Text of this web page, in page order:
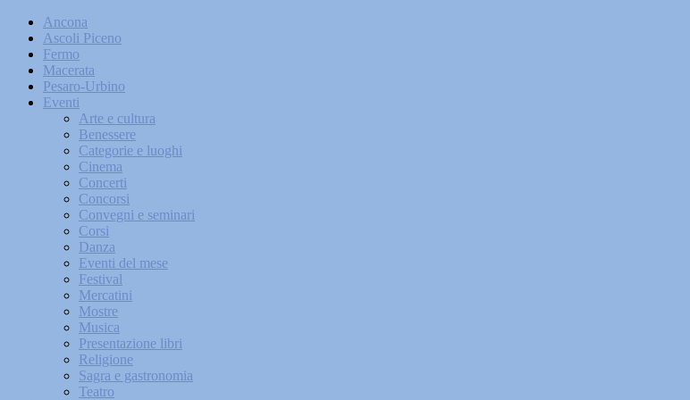
Ancona
Ascoli Piceno
Fermo
Macerata
Pesaro-Urbino
Eventi
Arte e cultura
Benessere
Categorie e luoghi
Cinema
Concerti
Concorsi
Convegni e seminari
Corsi
Danza
Eventi del mese
Festival
Mercatini
Mostre
Musica
Presentazione libri
Religione
Sagra e gastronomia
Teatro